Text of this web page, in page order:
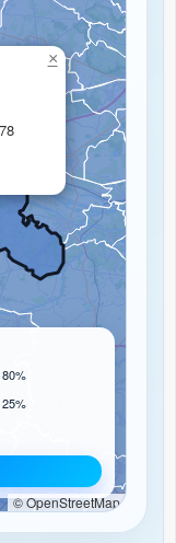
fibre...
×
© OpenStreetMap